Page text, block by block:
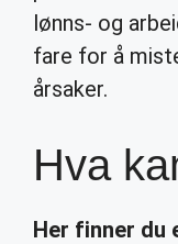
lønns- og
fare for å
årsaker.
Hva
Her finner du